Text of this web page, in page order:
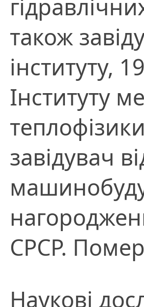
також
інституту,
Інституту
завідувач
СРСР.
Наукові